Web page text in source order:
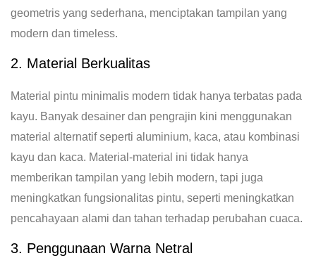
geometris yang sederhana, menciptakan tampilan yang
modern dan timeless.
2. Material Berkualitas
Material pintu minimalis modern tidak hanya terbatas pada
kayu. Banyak desainer dan pengrajin kini menggunakan
material alternatif seperti aluminium, kaca, atau kombinasi
kayu dan kaca. Material-material ini tidak hanya
memberikan tampilan yang lebih modern, tapi juga
meningkatkan fungsionalitas pintu, seperti meningkatkan
pencahayaan alami dan tahan terhadap perubahan cuaca.
3. Penggunaan Warna Netral